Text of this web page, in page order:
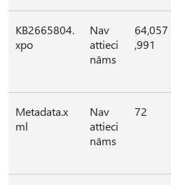
KB2665804.
xpo
Nav
attieci
nāms
64,057
,991
Metadata.x
ml
Nav
attieci
nāms
72